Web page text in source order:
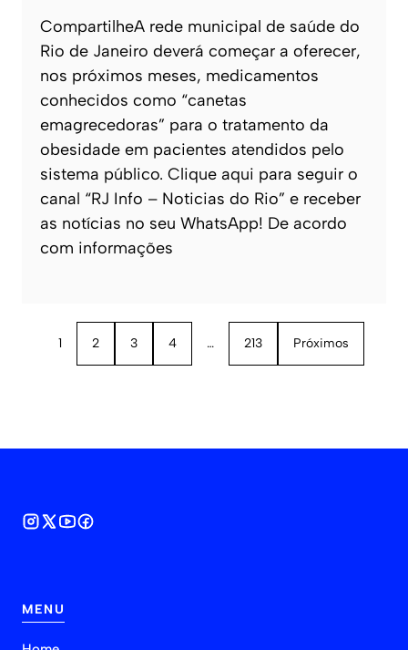
CompartilheA rede municipal de saúde do
Rio de Janeiro deverá começar a oferecer,
nos próximos meses, medicamentos
conhecidos como “canetas
emagrecedoras” para o tratamento da
obesidade em pacientes atendidos pelo
sistema público. Clique aqui para seguir o
canal “RJ Info – Noticias do Rio” e receber
as notícias no seu WhatsApp! De acordo
com informações
1 2 3 4 … 213 Próximos
MENU